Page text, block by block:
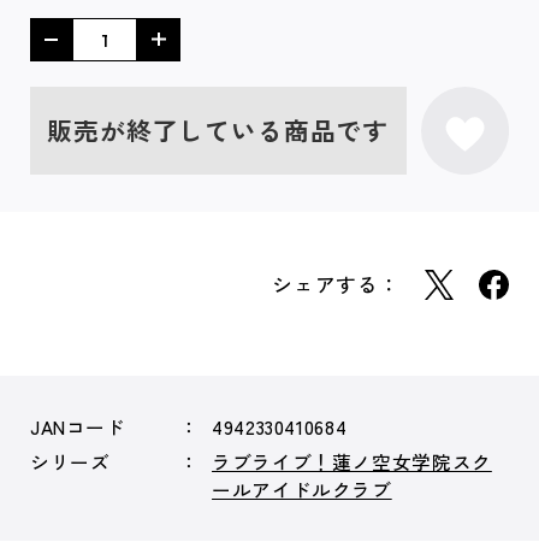
販売が終了している商品です
シェアする：
JANコード
4942330410684
シリーズ
ラブライブ！蓮ノ空女学院スク
ールアイドルクラブ